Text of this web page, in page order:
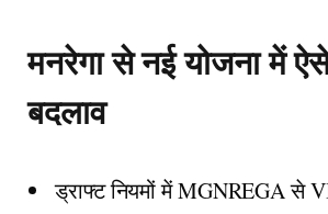
मनरेगा से नई योजना में ऐसे
बदलाव
ड्राफ्ट नियमों में MGNREGA से